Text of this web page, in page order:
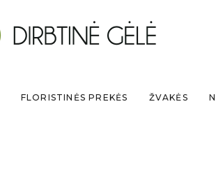
FLORISTINĖS PREKĖS ŽVAKĖS